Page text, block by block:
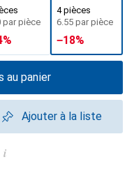
par pièce
%
4 pièces
CHF
6.55 par pièce
−18%
au panier
Ajouter à la liste
i